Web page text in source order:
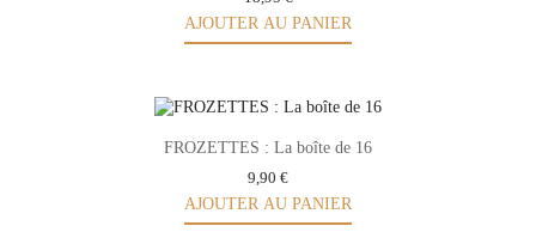
AJOUTER AU PANIER
FROZETTES : La boîte de 16
9,90 €
AJOUTER AU PANIER